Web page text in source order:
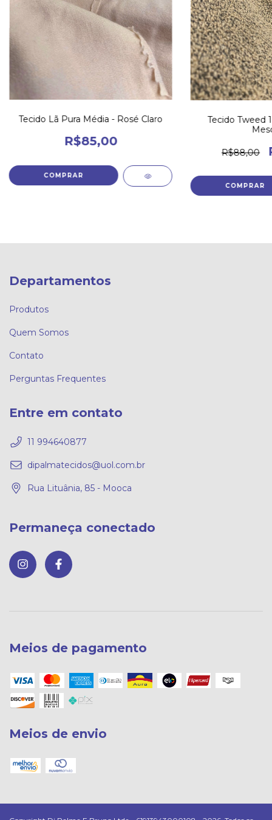
Tecido Lã Pura Média - Rosé Claro
R$85,00
Tecido Tweed
R$88,00
Departamentos
Produtos
Quem Somos
Contato
Perguntas Frequentes
Entre em contato
11 994640877
dipalmatecidos@uol.com.br
Rua Lituânia, 85 - Mooca
Permaneça conectado
Meios de pagamento
Meios de envio